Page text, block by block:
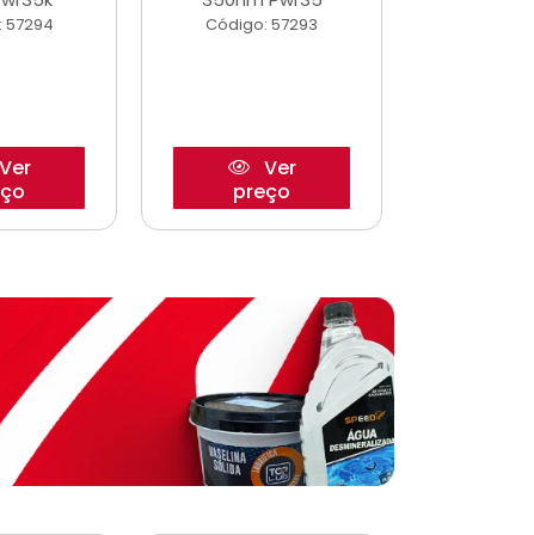
57294
Ver
Código: 57293
Ver
preço